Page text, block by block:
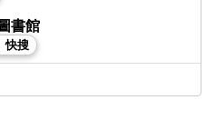
書館
快搜